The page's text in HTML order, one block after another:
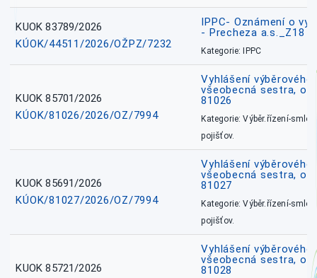
KUOK 83789/2026
KÚOK/44511/2026/OŽPZ/7232
IPPC- Oznámení o
- Precheza a.s._Z18
Kategorie: IPPC
KUOK 85701/2026
KÚOK/81026/2026/OZ/7994
Vyhlášení
všeobecná sestra,
81026
Kategorie: Výběr.řízení-
pojišťov.
KUOK 85691/2026
KÚOK/81027/2026/OZ/7994
Vyhlášení
všeobecná sestra,
81027
Kategorie: Výběr.řízení-
pojišťov.
KUOK 85721/2026
Vyhlášení
všeobecná sestra,
81028